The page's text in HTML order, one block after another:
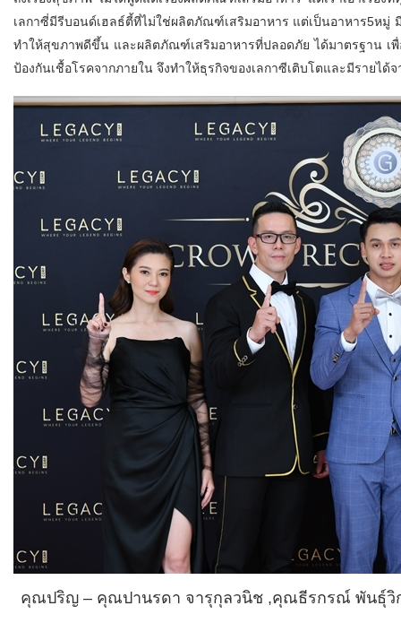
เลกาซี่มีรีบอนด์เฮลธ์ตี้ที่ไม่ใช่ผลิตภัณฑ์เสริมอาหาร แต่เป็นอาหาร5หมู่
ทำให้สุขภาพดีขึ้น และผลิตภัณฑ์เสริมอาหารที่ปลอดภัย ได้มาตรฐาน เ
ป้องกันเชื้อโรคจากภายใน จึงทำให้ธุรกิจของเลกาซีเติบโตและมีรายได้
คุณปริญ – คุณปานรดา จารุกุลวนิช ,คุณธีรกรณ์ พันธุ์